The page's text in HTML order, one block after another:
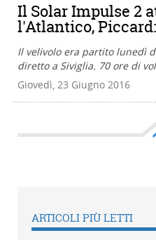
Il Solar Impulse 2
l'Atlantico,
Il velivolo era partito lunedì
diretto a Siviglia. 70 ore di
Giovedì, 23 Giugno 2016
ARTICOLI PIÙ LETTI